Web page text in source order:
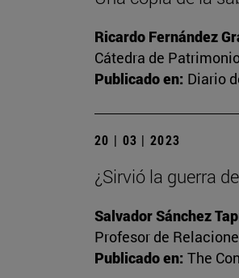
Ricardo Fernández
Cátedra de
Publicado en: Diario
20 | 03 | 2023
¿Sirvió la guerra
Salvador Sánchez
Profesor de
Publicado en: The